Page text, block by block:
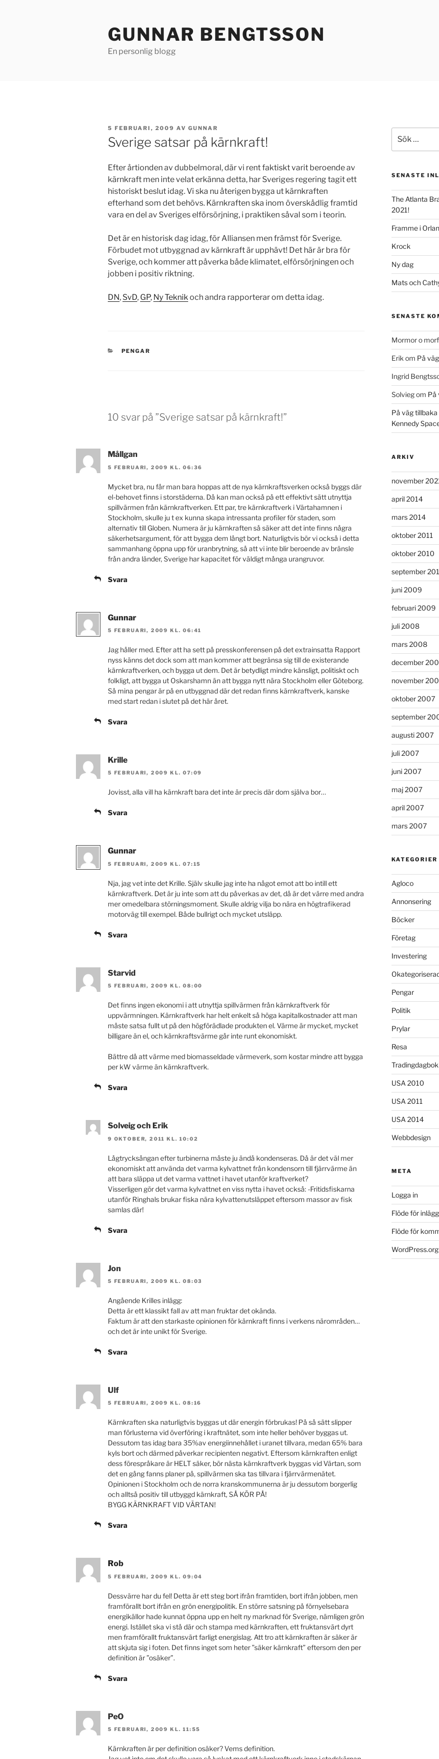
GUNNAR BENGTSSON
En personlig blogg
PUBLICERAT
5 FEBRUARI, 2009 AV GUNNAR
Sverige satsar på kärnkraft!
Efter årtionden av dubbelmoral, där vi rent faktiskt varit beroende av
kärnkraft men inte velat erkänna detta, har Sveriges regering tagit ett
historiskt beslut idag. Vi ska nu återigen bygga ut kärnkraften
efterhand som det behövs. Kärnkraften ska inom överskådlig framtid
vara en del av Sveriges elförsörjning, i praktiken såval som i teorin.
Det är en historisk dag idag, för Alliansen men främst för Sverige.
Förbudet mot utbyggnad av kärnkraft är upphävt! Det här är bra för
Sverige, och kommer att påverka både klimatet, elförsörjningen och
jobben i positiv riktning.
DN, SvD, GP, Ny Teknikoch andra rapporterar om detta idag.
KATEGORIER
PENGAR
10 svar på ”Sverige satsar på kärnkraft!”
Mållgan
5 FEBRUARI, 2009 KL. 06:36
Mycket bra, nu får man bara hoppas att de nya kärnkraftsverken också byggs där
el-behovet finns i storstäderna. Då kan man också på ett effektivt sätt utnyttja
spillvärmen från kärnkraftverken. Ett par, tre kärnkraftverk i Värtahamnen i
Stockholm, skulle ju t ex kunna skapa intressanta profiler för staden, som
alternativ till Globen. Numera är ju kärnkraften så säker att det inte finns några
säkerhetsargument, för att bygga dem långt bort. Naturligtvis bör vi också i detta
sammanhang öppna upp för uranbrytning, så att vi inte blir beroende av bränsle
från andra länder, Sverige har kapacitet för väldigt många urangruvor.
Svara
Gunnar
5 FEBRUARI, 2009 KL. 06:41
Jag håller med. Efter att ha sett på presskonferensen på det extrainsatta Rapport
nyss känns det dock som att man kommer att begränsa sig till de existerande
kärnkraftverken, och bygga ut dem. Det är betydligt mindre känsligt, politiskt och
folkligt, att bygga ut Oskarshamn än att bygga nytt nära Stockholm eller Göteborg.
Så mina pengar är på en utbyggnad där det redan finns kärnkraftverk, kanske
med start redan i slutet på det här året.
Svara
Krille
5 FEBRUARI, 2009 KL. 07:09
Jovisst, alla vill ha kärnkraft bara det inte är precis där dom själva bor…
Svara
Gunnar
5 FEBRUARI, 2009 KL. 07:15
Nja, jag vet inte det Krille. Själv skulle jag inte ha något emot att bo intill ett
kärnkraftverk. Det är ju inte som att du påverkas av det, då är det värre med andra
mer omedelbara störningsmoment. Skulle aldrig vilja bo nära en högtrafikerad
motorväg till exempel. Både bullrigt och mycket utsläpp.
Svara
Starvid
5 FEBRUARI, 2009 KL. 08:00
Det finns ingen ekonomi i att utnyttja spillvärmen från kärnkraftverk för
uppvärmningen. Kärnkraftverk har helt enkelt så höga kapitalkostnader att man
måste satsa fullt ut på den högförädlade produkten el. Värme är mycket, mycket
billigare än el, och kärnkraftsvärme går inte runt ekonomiskt.
Bättre då att värme med biomasseldade värmeverk, som kostar mindre att bygga
per kW värme än kärnkraftverk.
Svara
Solveig och Erik
9 OKTOBER, 2011 KL. 10:02
Lågtrycksångan efter turbinerna måste ju ändå kondenseras. Då är det väl mer
ekonomiskt att använda det varma kylvattnet från kondensorn till fjärrvärme än
att bara släppa ut det varma vattnet i havet utanför kraftverket?
Visserligen gör det varma kylvattnet en viss nytta i havet också: -Fritidsfiskarna
utanför Ringhals brukar fiska nära kylvattenutsläppet eftersom massor av fisk
samlas där!
Svara
Jon
5 FEBRUARI, 2009 KL. 08:03
Angående Krilles inlägg:
Detta är ett klassikt fall av att man fruktar det okända.
Faktum är att den starkaste opinionen för kärnkraft finns i verkens närområden…
och det är inte unikt för Sverige.
Svara
Ulf
5 FEBRUARI, 2009 KL. 08:16
Kärnkraften ska naturligtvis byggas ut där energin förbrukas! På så sätt slipper
man förlusterna vid överföring i kraftnätet, som inte heller behöver byggas ut.
Dessutom tas idag bara 35%av energiinnehållet i uranet tillvara, medan 65% bara
kyls bort och därmed påverkar recipienten negativt. Eftersom kärnkraften enligt
dess förespråkare är HELT säker, bör nästa kärnkraftverk byggas vid Värtan, som
det en gång fanns planer på, spillvärmen ska tas tillvara i fjärrvärmenätet.
Opinionen i Stockholm och de norra kranskommunerna är ju dessutom borgerlig
och alltså positiv till utbyggd kärnkraft, SÅ KÖR PÅ!
BYGG KÄRNKRAFT VID VÄRTAN!
Svara
Rob
5 FEBRUARI, 2009 KL. 09:04
Dessvärre har du fel! Detta är ett steg bort ifrån framtiden, bort ifrån jobben, men
framförallt bort ifrån en grön energipolitik. En större satsning på förnyelsebara
energikällor hade kunnat öppna upp en helt ny marknad för Sverige, nämligen grön
energi. Istället ska vi stå där och stampa med kärnkraften, ett fruktansvärt dyrt
men framförallt fruktansvärt farligt energislag. Att tro att kärnkraften är säker är
att skjuta sig i foten. Det finns inget som heter ”säker kärnkraft” eftersom den per
definition är ”osäker”.
Svara
PeO
5 FEBRUARI, 2009 KL. 11:55
Kärnkraften är per definition osäker? Vems definition.
efter:
SENASTE
The Atlanta
2021!
Framme i
Krock
Ny dag
Mats och
SENASTE
Mormor o
Erik om På
Ingrid
Solviegom På
På väg
Kennedy
ARKIV
november
april 2014
mars 2014
oktober 2011
oktober 2010
september
juni 2009
februari 2009
juli 2008
mars 2008
december
november
oktober 2007
september
augusti 2007
juli 2007
juni 2007
maj 2007
april 2007
mars 2007
KATEGORIER
Agloco
Annonsering
Böcker
Företag
Investering
Pengar
Politik
Prylar
Resa
Tradingdagbok
USA 2010
USA 2011
USA 2014
Webbdesign
META
Logga in
Flöde för inlägg
Flöde för
WordPress.org